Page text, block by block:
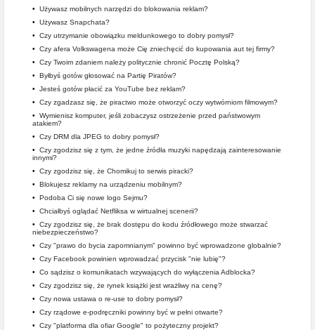
• Używasz mobilnych narzędzi do blokowania reklam?
• Używasz Snapchata?
• Czy utrzymanie obowiązku meldunkowego to dobry pomysł?
• Czy afera Volkswagena może Cię zniechęcić do kupowania aut tej firmy?
• Czy Twoim zdaniem należy politycznie chronić Pocztę Polską?
• Byłbyś gotów głosować na Partię Piratów?
• Jesteś gotów płacić za YouTube bez reklam?
• Czy zgadzasz się, że piractwo może otworzyć oczy wytwórniom filmowym?
• Wymienisz komputer, jeśli zobaczysz ostrzeżenie przed państwowym
atakiem?
• Czy DRM dla JPEG to dobry pomysł?
• Czy zgodzisz się z tym, że jedne źródła muzyki napędzają zainteresowanie
innymi?
• Czy zgodzisz się, że Chomikuj to serwis piracki?
• Blokujesz reklamy na urządzeniu mobilnym?
• Podoba Ci się nowe logo Sejmu?
• Chciałbyś oglądać Netfliksa w wirtualnej scenerii?
• Czy zgodzisz się, że brak dostępu do kodu źródłowego może stwarzać
niebezpieczeństwo?
• Czy "prawo do bycia zapomnianym" powinno być wprowadzone globalnie?
• Czy Facebook powinien wprowadzać przycisk "nie lubię"?
• Co sądzisz o komunikatach wzywających do wyłączenia Adblocka?
• Czy zgodzisz się, że rynek książki jest wrażliwy na cenę?
• Czy nowa ustawa o re-use to dobry pomysł?
• Czy rządowe e-podręczniki powinny być w pełni otwarte?
• Czy "platforma dla ofiar Google" to pożyteczny projekt?